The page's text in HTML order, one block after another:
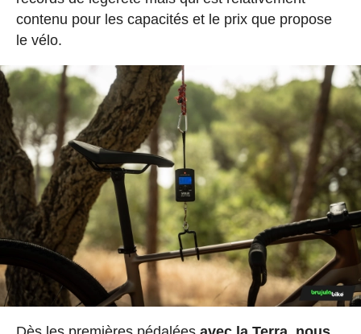
contenu pour les capacités et le prix que propose
le vélo.